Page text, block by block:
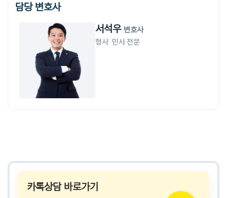
담당 변호사
서석우 변호사
형사·민사 전문
카톡상담 바로가기